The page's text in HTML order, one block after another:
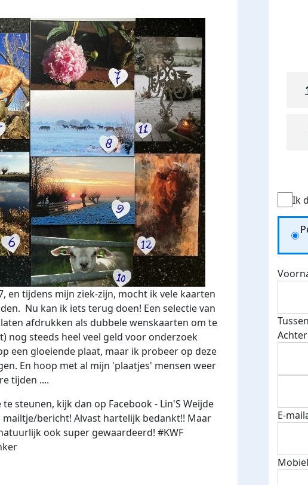
en tijdens mijn ziek-zijn, mocht ik vele kaarten
Nu kan ik iets terug doen! Een selectie van
afdrukken als dubbele wenskaarten om te
nog steeds heel veel geld voor onderzoek
een gloeiende plaat, maar ik probeer op deze
En hoop met al mijn 'plaatjes' mensen weer
tijden ....
steunen, kijk dan op Facebook - Lin'S Weijde
mailtje/bericht! Alvast hartelijk bedankt!! Maar
ook super gewaardeerd! #KWF
Ik
E-